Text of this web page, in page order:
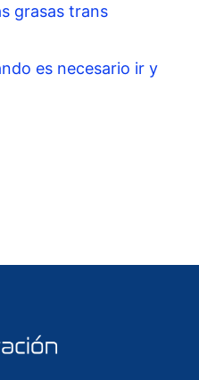
grasas trans
es necesario ir y